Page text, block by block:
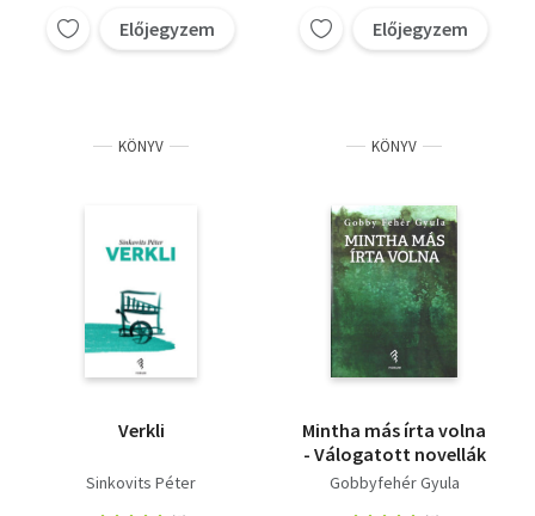
Előjegyzem Előjegyzem
KÖNYV
Verkli
Sinkovits Péter
KÖNYV
Mintha más írta volna
- Válogatott novellák
Gobbyfehér Gyula